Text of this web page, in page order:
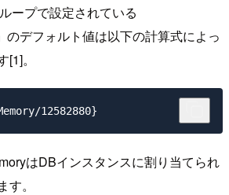
ープで設定されている
のデフォルト値は以下の計算式によっ
。
はDBインスタンスに割り当てられ
。